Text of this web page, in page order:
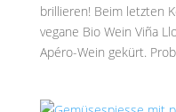
brillieren! Beim letzten
vegane Bio Wein Viña
Apéro-Wein gekürt.